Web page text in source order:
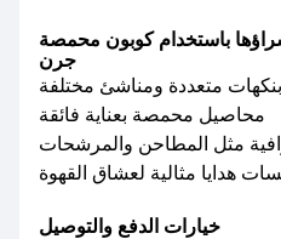
باستخدام كوبون محمصة
متعددة ومناشئ مختلفة
محاصيل محمصة بعناية فائقة
مثل المطاحن والمرشحات
هدايا مثالية لعشاق القهوة
خيارات الدفع والتوصيل